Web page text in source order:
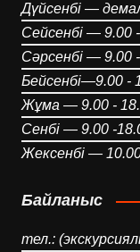
Дүйсенбі —
Сейсенбі — 9.00
Сәрсенбі — 9.00
Бейсенбі—9.00 -
Жұма — 9.00 -
Сенбі — 9.00 -
Жексенбі —
Байланыс
тел.: